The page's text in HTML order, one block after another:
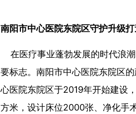
南阳市中心医院东院区守护升级
在医疗事业蓬勃发展的时代浪
要标志。南阳市中心医院东院区
心医院东院区于2019年开始建设
方米，设计床位2000张、净化手